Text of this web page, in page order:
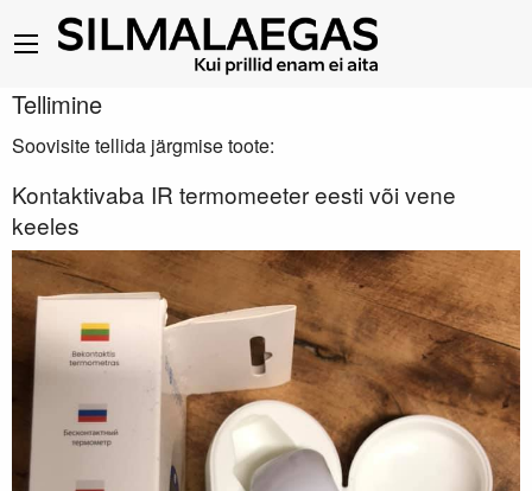
Tellimine
Soovisite tellida järgmise toote:
Kontaktivaba IR termomeeter eesti või vene
keeles